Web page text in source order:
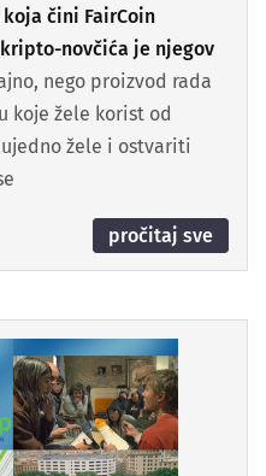
čini FairCoin
novčića je njegov
nego proizvod rada
koje žele korist od
žele i ostvariti
pročitaj sve